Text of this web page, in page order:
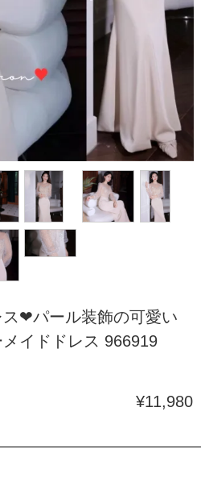
❤パール装飾の可愛い
イドドレス 966919
¥11,980